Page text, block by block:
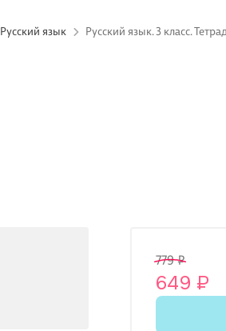
Русский язык Русский язык. 3 класс.
779 ₽
649 ₽